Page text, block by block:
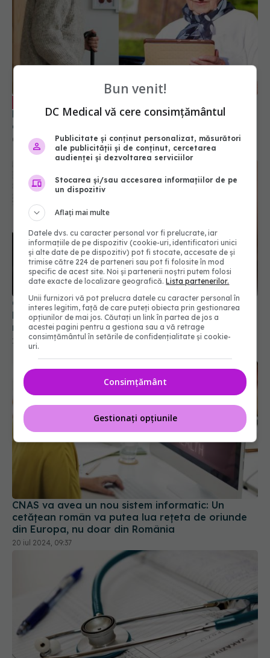
România judecă negativ acest loc. Prada: La noi
este o barieră financiară care nu e atât de mare
pe cât credem. Sunt pe mai multe niveluri de
îngrijire
01 mai 2023, 17:01
Ce se schimbă în statutul rezidentului, dacă
Proiectul legat de organizarea examenului de
rezidențiat e adoptat. CLARIFICĂRI
17 noi 2021, 15:39
CNAS va avea un nou sistem informatic: Un
cetăţean român va putea lua reţeta de oriunde
din Europa, nu doar din România
20 iul 2024, 09:37
Bun venit!
DC Medical vă cere consimțământul
Publicitate și conținut personalizat, măsurători
ale publicității și de conținut, cercetarea
audienței și dezvoltarea serviciilor
Stocarea și/sau accesarea informațiilor de pe
un dispozitiv
Aflați mai multe
Datele dvs. cu caracter personal vor fi prelucrate, iar
informațiile de pe dispozitiv (cookie-uri, identificatori unici
și alte date de pe dispozitiv) pot fi stocate, accesate de și
trimise către 224 de parteneri sau pot fi folosite în mod
specific de acest site. Noi și partenerii noștri putem folosi
date exacte de localizare geografică.Lista partenerilor.
Unii furnizori vă pot prelucra datele cu caracter personal în
interes legitim, față de care puteți obiecta prin gestionarea
opțiunilor de mai jos. Căutați un link în partea de jos a
acestei pagini pentru a gestiona sau a vă retrage
consimțământul în setările de confidențialitate și cookie-
uri.
Consimțământ
Gestionați opțiunile